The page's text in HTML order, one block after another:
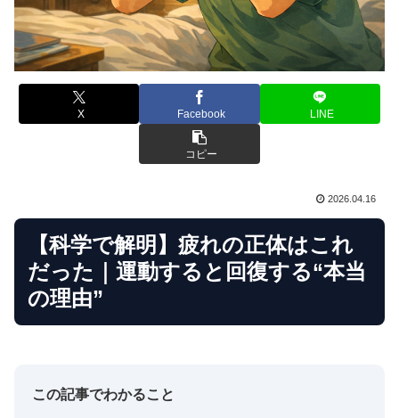
X Facebook LINE
コピー
2026.04.16
【科学で解明】疲れの正体はこれ
だった｜運動すると回復する“本当
の理由”
この記事でわかること